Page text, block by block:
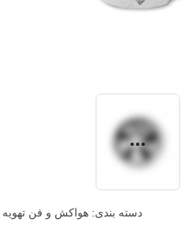
دسته بندی:هواکش و فن تهویه